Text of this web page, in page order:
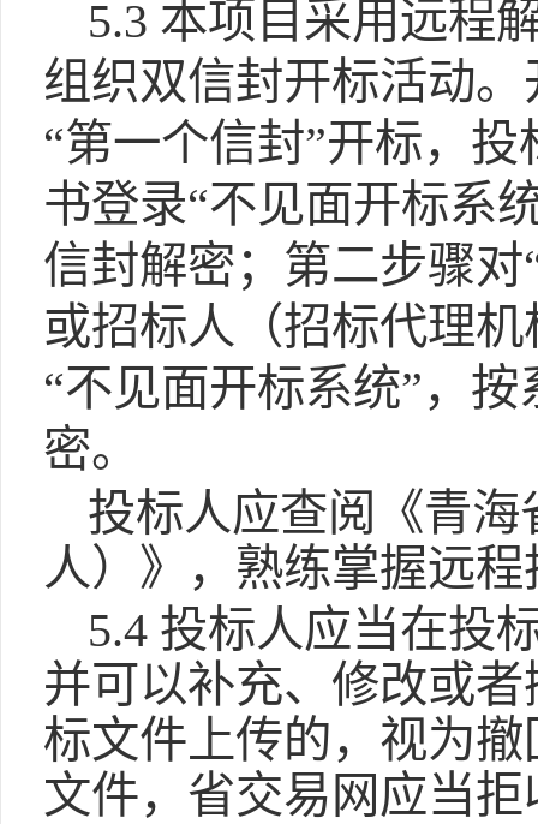
5.3 本项目采用远程
组织双信封开标活动
“第一个信封”开标，
书登录“不见面开标系
信封解密；第二步骤
或招标人（招标代理
“不见面开标系统”，
密。
投标人应查阅《青
人）》，熟练掌握远
5.4 投标人应当在投
并可以补充、修改或
标文件上传的，视为
文件，省交易网应当拒